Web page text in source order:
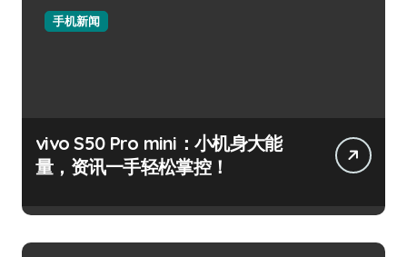
手机新闻
vivo S50 Pro mini：小机身大能
量，资讯一手轻松掌控！